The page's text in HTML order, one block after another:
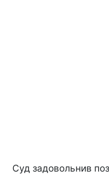
Суд задовольнив